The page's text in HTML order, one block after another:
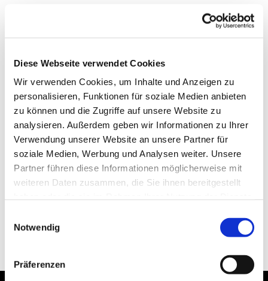
Diese Webseite verwendet Cookies
Wir verwenden Cookies, um Inhalte und Anzeigen zu
personalisieren, Funktionen für soziale Medien anbieten
zu können und die Zugriffe auf unsere Website zu
analysieren. Außerdem geben wir Informationen zu Ihrer
Verwendung unserer Website an unsere Partner für
soziale Medien, Werbung und Analysen weiter. Unsere
Partner führen diese Informationen möglicherweise mit
weiteren Daten zusammen, die Sie ihnen bereitgestellt
Notwendig
Präferenzen